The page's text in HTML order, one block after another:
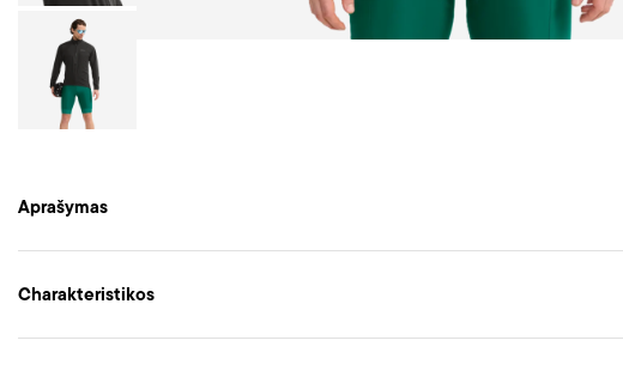
Aprašymas
Charakteristikos